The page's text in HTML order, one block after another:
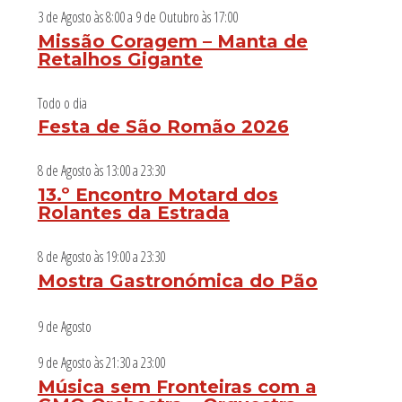
3 de Agosto às 8:00a 9 de Outubro às 17:00
Missão Coragem – Manta de
Retalhos Gigante
Todo o dia
Festa de São Romão 2026
8 de Agosto às 13:00a23:30
13.º Encontro Motard dos
Rolantes da Estrada
8 de Agosto às 19:00a23:30
Mostra Gastronómica do Pão
9 de Agosto
9 de Agosto às 21:30a23:00
Música sem Fronteiras com a